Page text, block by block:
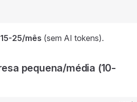
25/mês (sem AI tokens).
pequena/média (10-